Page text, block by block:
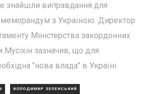
знайшли виправдання для
меморандум з Україною. Директор
Міністерства закордонних
зазначив, що для
"нова влада" в Україні.
ВОЛОДИМИР ЗЕЛЕНСЬКИЙ